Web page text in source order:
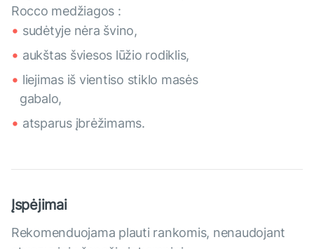
Rocco medžiagos :
sudėtyje nėra švino,
aukštas šviesos lūžio rodiklis,
liejimas iš vientiso stiklo masės
gabalo,
atsparus įbrėžimams.
Įspėjimai
Rekomenduojama plauti rankomis, nenaudojant